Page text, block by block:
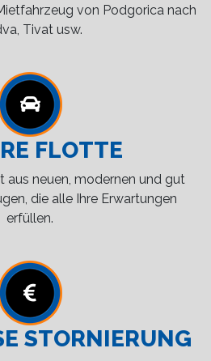
von Podgorica nach
Tivat usw.
FLOTTE
aus neuen, modernen und gut
die alle Ihre Erwartungen
erfüllen.
STORNIERUNG